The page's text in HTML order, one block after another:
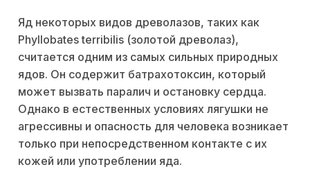
Яд некоторых видов древолазов, таких как
Phyllobates terribilis (золотой древолаз),
считается одним из самых сильных природных
ядов. Он содержит батрахотоксин, который
может вызвать паралич и остановку сердца.
Однако в естественных условиях лягушки не
агрессивны и опасность для человека возникает
только при непосредственном контакте с их
кожей или употреблении яда.